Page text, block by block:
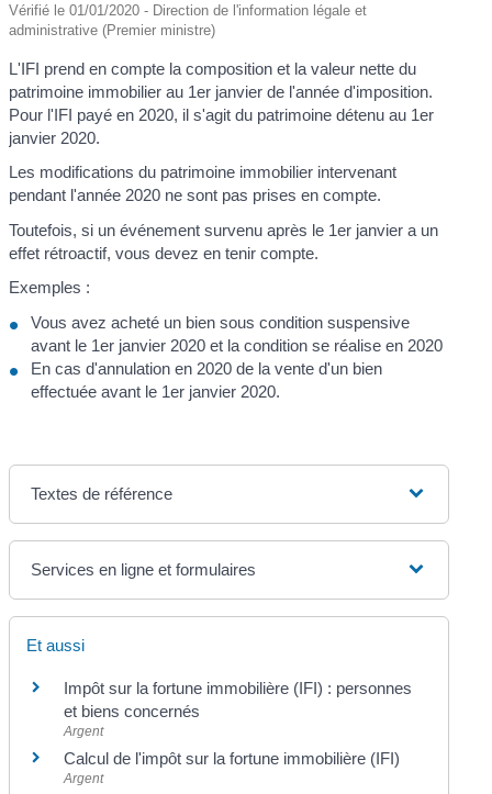
Vérifié le 01/01/2020 - Direction de l'information légale et
administrative (Premier ministre)
L'IFI prend en compte la composition et la valeur nette du
patrimoine immobilier au 1er janvier de l'année d'imposition.
Pour l'IFI payé en 2020, il s'agit du patrimoine détenu au 1er
janvier 2020.
Les modifications du patrimoine immobilier intervenant
pendant l'année 2020 ne sont pas prises en compte.
Toutefois, si un événement survenu après le 1er janvier a un
effet rétroactif, vous devez en tenir compte.
Exemples :
Vous avez acheté un bien sous condition suspensive
avant le 1er janvier 2020 et la condition se réalise en 2020
En cas d'annulation en 2020 de la vente d'un bien
effectuée avant le 1er janvier 2020.
Textes de référence
Services en ligne et formulaires
Et aussi
Impôt sur la fortune immobilière (IFI) : personnes
et biens concernés
Argent
Calcul de l'impôt sur la fortune immobilière (IFI)
Argent